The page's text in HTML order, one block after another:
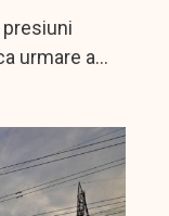
urmare a
ţară al